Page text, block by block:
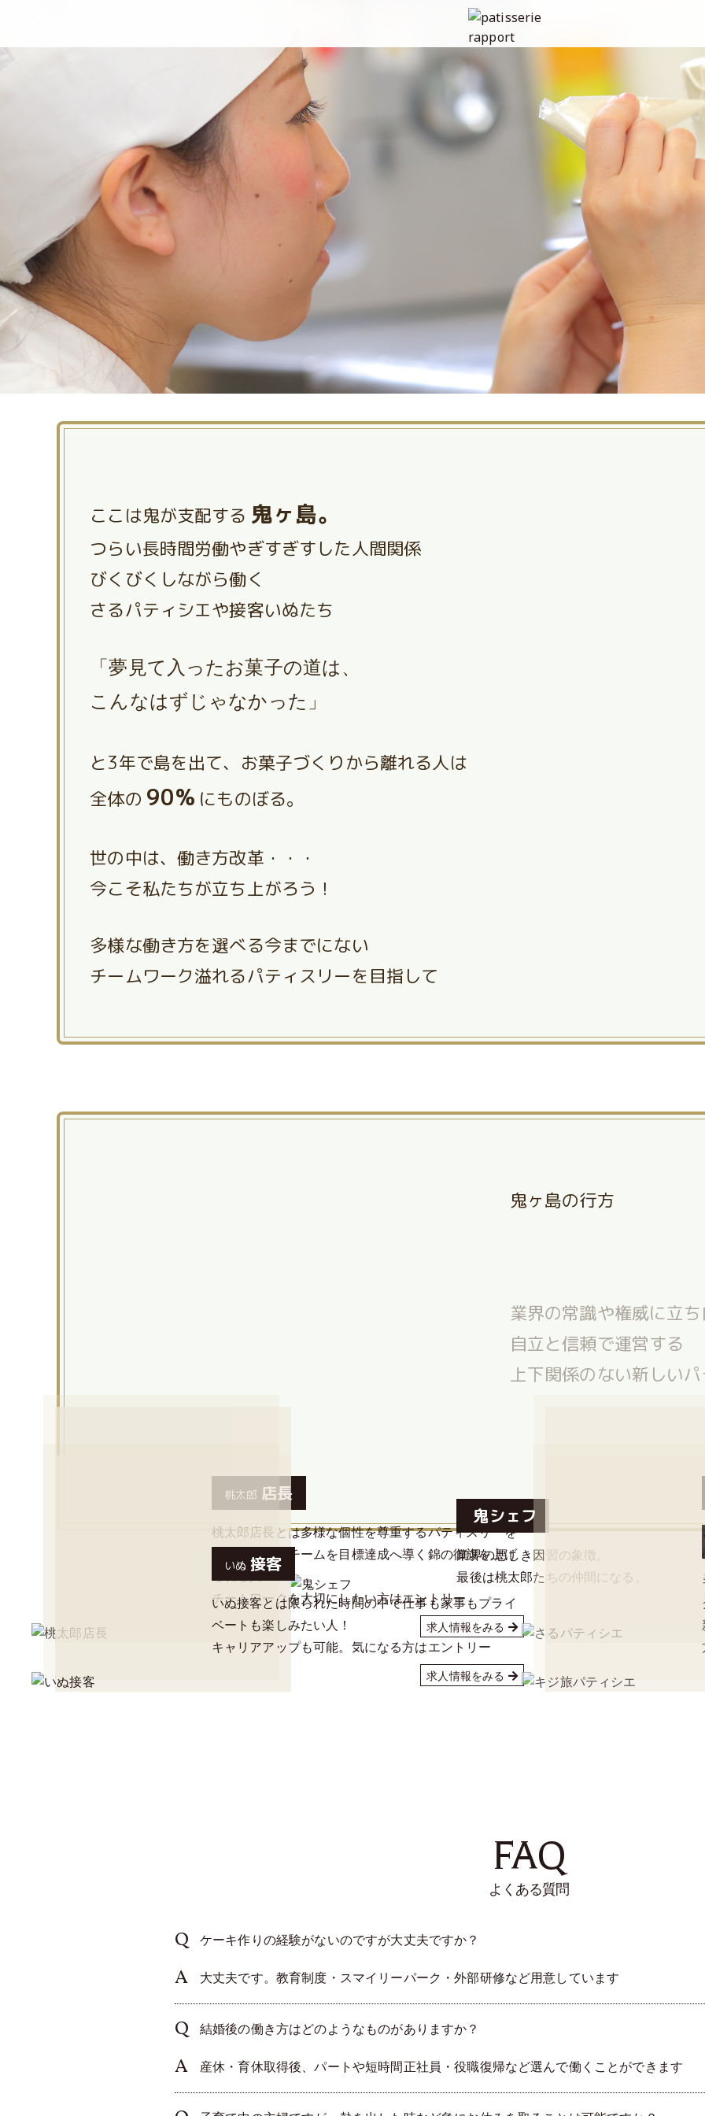
ここは鬼が支配する 鬼ヶ島。
つらい長時間労働やぎすぎすした人間関係
びくびくしながら働く
さるパティシエや接客いぬたち
「夢見て入ったお菓子の道は、
こんなはずじゃなかった」
と3年で島を出て、お菓子づくりから離れる人は
全体の 90% にものぼる。
世の中は、働き方改革・・・
今こそ私たちが立ち上がろう！
多様な働き方を選べる今までにない
チームワーク溢れるパティスリーを目指して
鬼ヶ島の行方
上下関係のない新しいパ
鬼シェフ
業界の悪しき因習の象徴。
最後は桃太郎たちの仲間になる。
桃太郎 店長
桃太郎店長とは多様な個性を尊重するパティスリーを
目指すため、チームを目標達成へ導く錦の御旗を上げ
られる人！
チームワークを大切にしたい方はエントリー
求人情報をみる
いぬ 接客
いぬ接客とは限られた時間の中で仕事も家事もプライ
ベートも楽しみたい人！
キャリアアップも可能。気になる方はエントリー
求人情報をみる
FAQ
よくある質問
ケーキ作りの経験がないのですが大丈夫ですか？
大丈夫です。教育制度・スマイリーパーク・外部研修など用意しています
結婚後の働き方はどのようなものがありますか？
産休・育休取得後、パートや短時間正社員・役職復帰など選んで働くことができます